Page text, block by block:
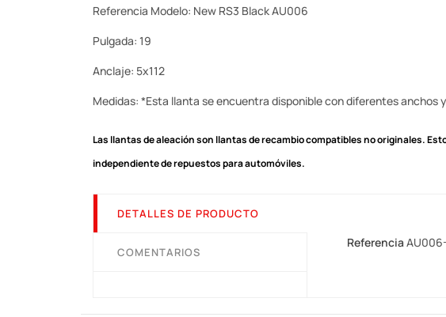
Referencia Modelo: New RS3 Black AU006
Pulgada: 19
Anclaje: 5x112
Medidas: *Esta llanta se encuentra disponible con diferentes anchos
Las llantas de aleación son llantas de recambio compatibles no originales.
independiente de repuestos para automóviles.
DETALLES DE PRODUCTO
COMENTARIOS
Referencia